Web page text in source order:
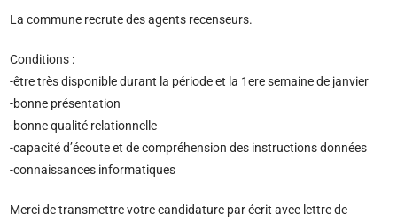
La commune recrute des agents recenseurs.
Conditions :
-être très disponible durant la période et la 1ere semaine de janvier
-bonne présentation
-bonne qualité relationnelle
-capacité d’écoute et de compréhension des instructions données
-connaissances informatiques
Merci de transmettre votre candidature par écrit avec lettre de